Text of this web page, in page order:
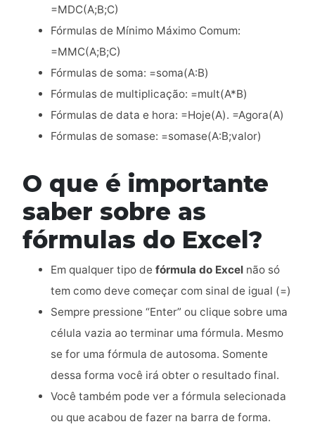
=MDC(A;B;C)
Fórmulas de Mínimo Máximo Comum:
=MMC(A;B;C)
Fórmulas de soma: =soma(A:B)
Fórmulas de multiplicação: =mult(A*B)
Fórmulas de data e hora: =Hoje(A). =Agora(A)
Fórmulas de somase: =somase(A:B;valor)
O que é importante
saber sobre as
fórmulas do Excel?
Em qualquer tipo de fórmula do Excel não só
tem como deve começar com sinal de igual (=)
Sempre pressione “Enter” ou clique sobre uma
célula vazia ao terminar uma fórmula. Mesmo
se for uma fórmula de autosoma. Somente
dessa forma você irá obter o resultado final.
Você também pode ver a fórmula selecionada
ou que acabou de fazer na barra de forma.